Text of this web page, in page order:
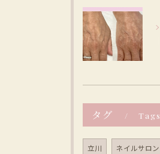
タグ Tags
立川 ネイルサロン